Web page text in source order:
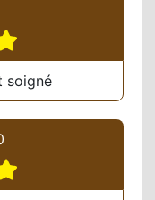
soigné